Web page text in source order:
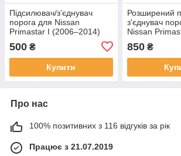
Підсилювач/зʼєднувач
порога для Nissan
Primastar I (2006–2014)
500 ₴
Купити
Розширений
з'єднувач
Nissan
850₴
Про нас
100% позитивних з 116 відгуків за рік
Працює з 21.07.2019